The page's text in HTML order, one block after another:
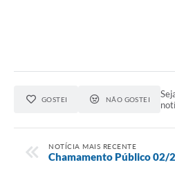
GOSTEI NÃO GOSTEI
NOTÍCIA MAIS RECENTE
Chamamento Público 02/